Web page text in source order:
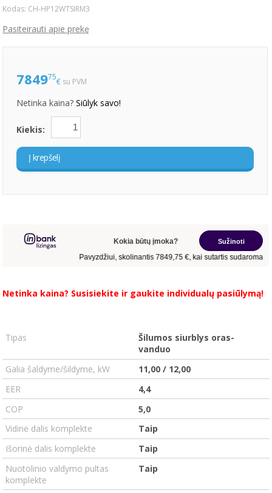
Kodas: CH-HP12WTSIRM3
Pasiteirauti apie prekę
784975€ su PVM
Netinka kaina?Siūlyk savo!
Kiekis:
Į krepšelį
Netinka kaina? Susisiekite ir gaukite individualų pasiūlymą!
Tipas
Šilumos siurblys oras-
vanduo
Galia šaldyme/šildyme, kW
11,00 / 12,00
EER
4,4
COP
5,0
Vidinė dalis komplekte
Taip
Išorinė dalis komplekte
Taip
Nuotolinio valdymo pultas
komplekte
Taip